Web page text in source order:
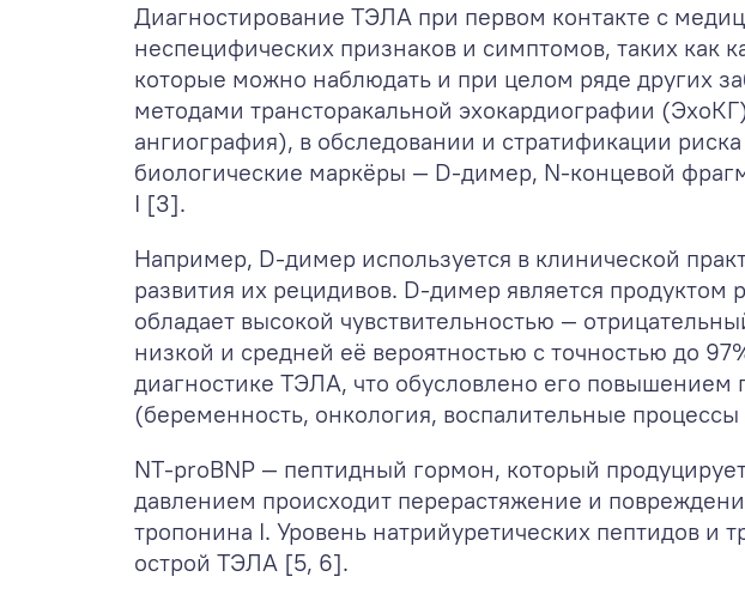
Диагностирование ТЭЛА при первом контакте с
неспецифических признаков и симптомов, таких как
которые можно наблюдать и при целом ряде других
методами трансторакальной эхокардиографии
ангиография), в обследовании и стратификации
биологические маркёры — D-димер, N-концевой
I [3].
Например, D-димер используется в клинической
развития их рецидивов. D-димер является
обладает высокой чувствительностью —
низкой и средней её вероятностью с точностью до
диагностике ТЭЛА, что обусловлено его повышением
(беременность, онкология, воспалительные
NT-proBNP — пептидный гормон, который
давлением происходит перерастяжение и
тропонина I. Уровень натрийуретических пептидов
острой ТЭЛА [5, 6].